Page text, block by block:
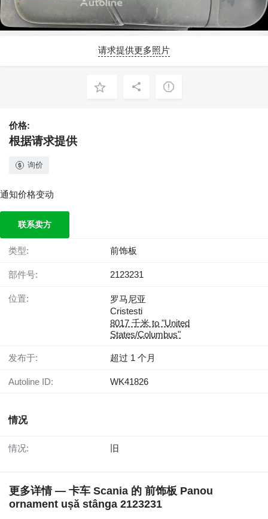
请求提供更多照片
价格:
根据请求提供
询价
通知价格变动
联系卖方
类型: 前饰板
部件号: 2123231
位置:
罗马尼亚
Cristesti
8017 千米 to "United
States/Columbus"
发布于: 超过 1 个月
Autoline ID: WK41826
情况
情况: 旧
更多详情 — 卡车 Scania 的 前饰板 Panou
ornament ușă stânga 2123231